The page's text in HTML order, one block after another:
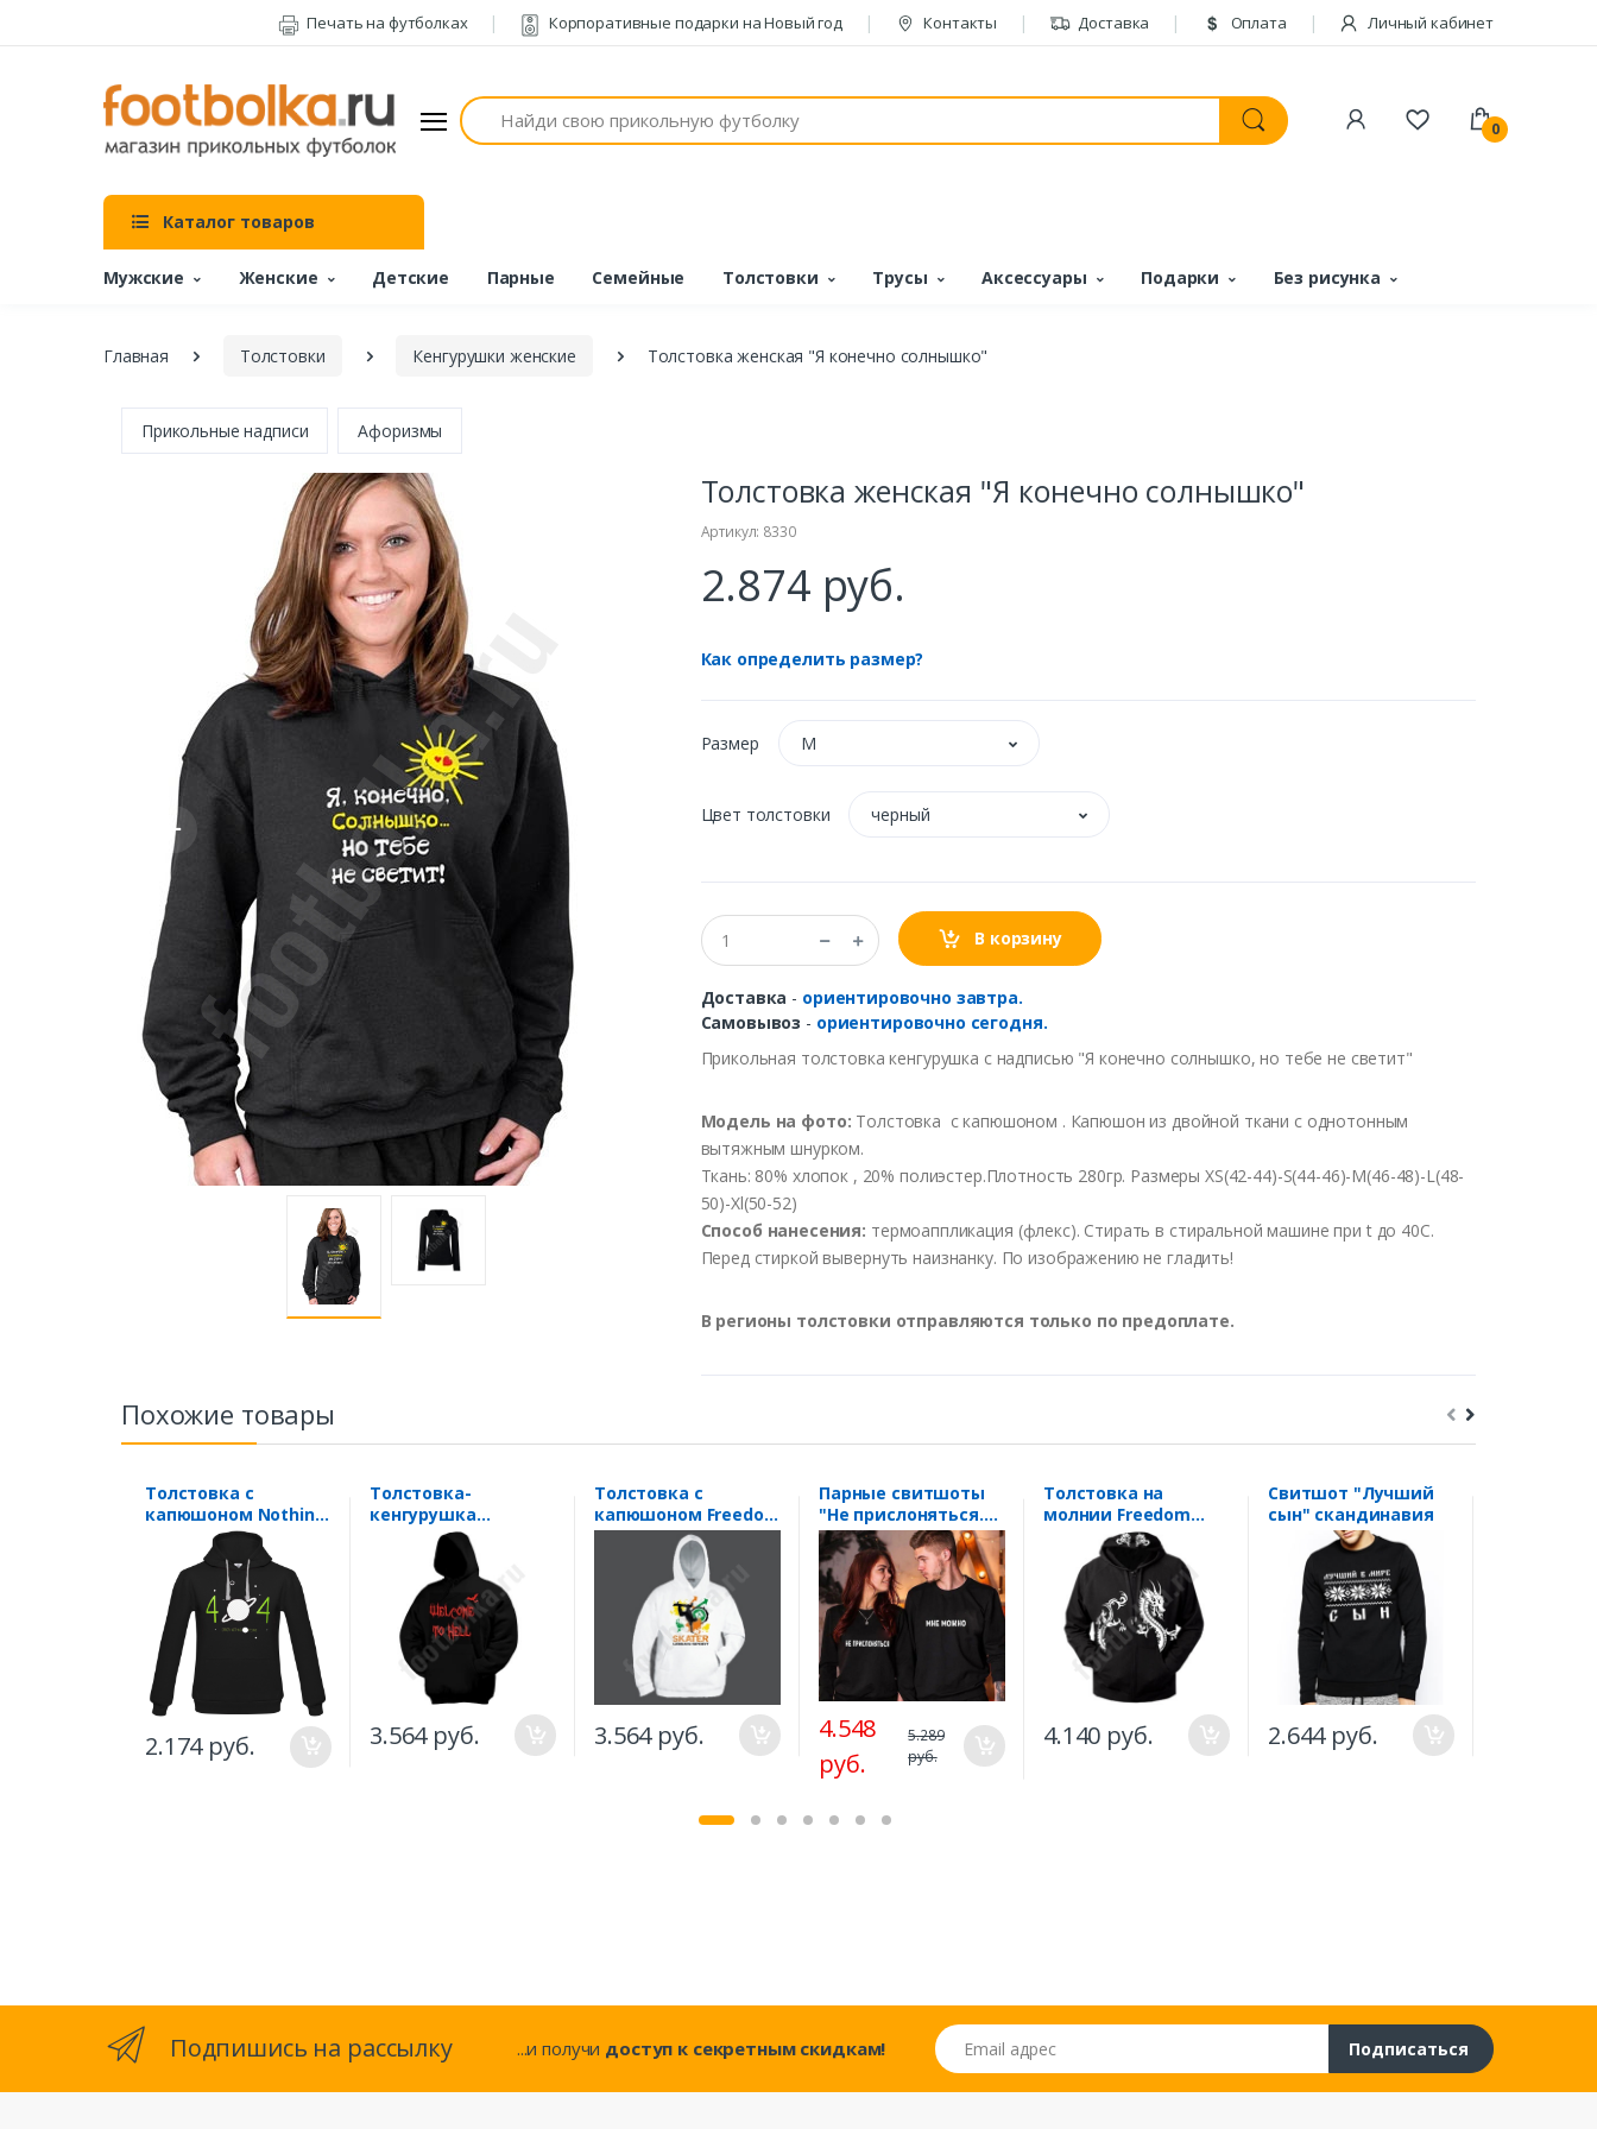
Печать на футболках Корпоративные подарки на Новый год Контакты Доставка Оплата Личный кабинет
Поиск
0
Каталог товаров
Мужские Женские Детские Парные Семейные Толстовки Трусы Аксессуары Подарки Без рисунка
Главная Толстовки Кенгурушки женские Толстовка женская "Я конечно солнышко"
Прикольные надписи Афоризмы
Толстовка женская "Я конечно солнышко"
Артикул: 8330
2.874 руб.
Как определить размер?
Размер M
Цвет толстовки черный
В корзину
Доставка - ориентировочно завтра.
Самовывоз - ориентировочно сегодня.
Прикольная толстовка кенгурушка с надписью "Я конечно солнышко, но тебе не светит"
Модель на фото: Толстовка с капюшоном . Капюшон из двойной ткани с однотонным
вытяжным шнурком.
Ткань: 80% хлопок , 20% полиэстер.Плотность 280гр. Размеры XS(42-44)-S(44-46)-M(46-48)-L(48-
50)-Xl(50-52)
Способ нанесения: термоаппликация (флекс). Стирать в стиральной машине при t до 40С.
Перед стиркой вывернуть наизнанку. По изображению не гладить!
В регионы толстовки отправляются только по предоплате.
Похожие товары
Толстовка с
капюшоном Nothing
2.174 руб.
Толстовка-
кенгурушка
Halloween "Welcome
3.564 руб.
Толстовка с
капюшоном Freedom
"Skater"
3.564 руб.
Парные свитшоты
"Не прислоняться.
Мне можно"
4.548
руб.
5.289
руб.
Толстовка на
молнии Freedom
"Hidden Dragon"
4.140 руб.
Свитшот "Лучший
сын" скандинавия
2.644 руб.
Подпишись на рассылку ...и получи доступ к секретным скидкам!
Email адрес
Подписаться